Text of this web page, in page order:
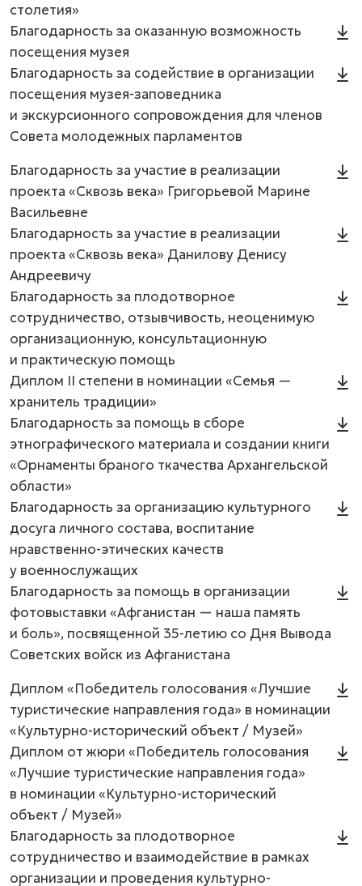
столетия»
Благодарность за оказанную возможность
посещения музея
Благодарность за содействие в организации
посещения музея-заповедника
и экскурсионного сопровождения для членов
Совета молодежных парламентов
Благодарность за участие в реализации
проекта «Сквозь века» Григорьевой Марине
Васильевне
Благодарность за участие в реализации
проекта «Сквозь века» Данилову Денису
Андреевичу
Благодарность за плодотворное
сотрудничество, отзывчивость, неоценимую
организационную, консультационную
и практическую помощь
Диплом II степени в номинации «Семья —
хранитель традиции»
Благодарность за помощь в сборе
этнографического материала и создании книги
«Орнаменты браного ткачества Архангельской
области»
Благодарность за организацию культурного
досуга личного состава, воспитание
нравственно-этических качеств
у военнослужащих
Благодарность за помощь в организации
фотовыставки «Афганистан — наша память
и боль», посвященной 35-летию со Дня Вывода
Советских войск из Афганистана
Диплом «Победитель голосования «Лучшие
туристические направления года» в номинации
«Культурно-исторический объект / Музей»
Диплом от жюри «Победитель голосования
«Лучшие туристические направления года»
в номинации «Культурно-исторический
объект / Музей»
Благодарность за плодотворное
сотрудничество и взаимодействие в рамках
организации и проведения культурно-